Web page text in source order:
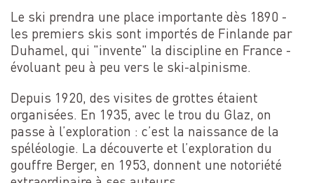
Le ski prendra une place importante dès 1890 -
les premiers skis sont importés de Finlande par
Duhamel, qui "invente" la discipline en France -
évoluant peu à peu vers le ski-alpinisme.
Depuis 1920, des visites de grottes étaient
organisées. En 1935, avec le trou du Glaz, on
passe à l’exploration : c’est la naissance de la
spéléologie. La découverte et l’exploration du
gouffre Berger, en 1953, donnent une notoriété